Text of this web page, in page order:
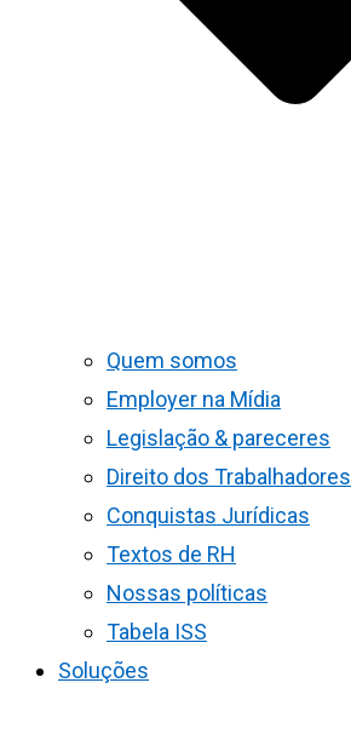
Quem somos
Employer na Mídia
Legislação & pareceres
Direito dos Trabalhadores
Conquistas Jurídicas
Textos de RH
Nossas políticas
Tabela ISS
Soluções